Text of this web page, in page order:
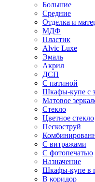
Большие
Средние
Отделка и
МДФ
Пластик
Alvic Luxe
Эмаль
Акрил
ДСП
С патиной
Шкафы-купе с
Матовое
Стекло
Цветное стекло
Пескоструй
С витражами
С фотопечатью
Назначение
Шкафы-купе в
В коридор